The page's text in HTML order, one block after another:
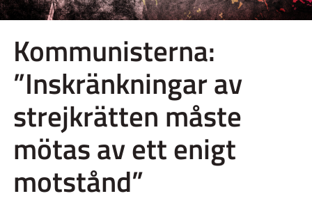
Kommunisterna:
”Inskränkningar av
strejkrätten måste
mötas av ett enigt
motstånd”